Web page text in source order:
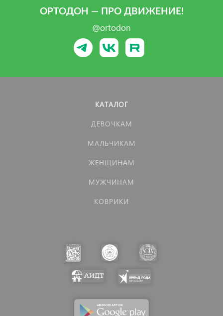
ОРТОДОН — ПРО ДВИЖЕНИЕ!
@ortodon
КАТАЛОГ
ДЕВОЧКАМ
МАЛЬЧИКАМ
ЖЕНЩИНАМ
МУЖЧИНАМ
КОВРИКИ